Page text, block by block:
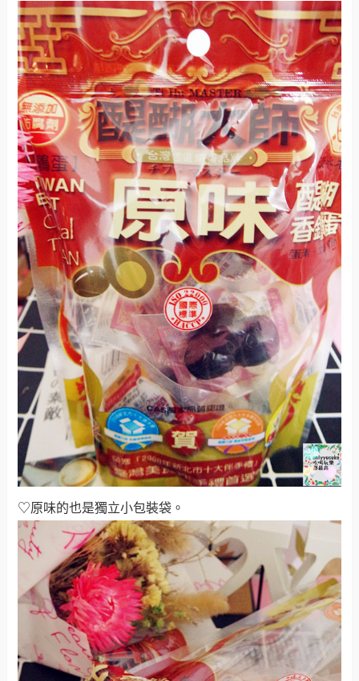
♡原味的也是獨立小包裝袋 。